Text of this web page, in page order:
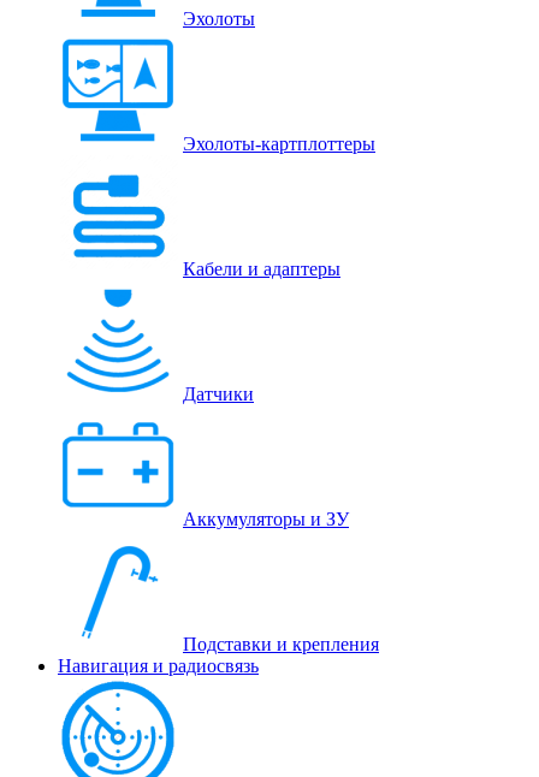
Эхолоты
Эхолоты-картплоттеры
Кабели и адаптеры
Датчики
Аккумуляторы и ЗУ
Подставки и крепления
Навигация и радиосвязь